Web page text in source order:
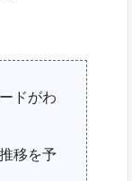
ドがわ
移を予